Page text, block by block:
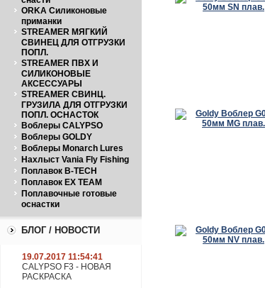
ORKA Силиконовые
приманки
STREAMER МЯГКИЙ
СВИНЕЦ ДЛЯ ОТГРУЗКИ
ПОПЛ.
STREAMER ПВХ И
СИЛИКОНОВЫЕ
АКСЕССУАРЫ
STREAMER СВИНЦ.
ГРУЗИЛА ДЛЯ ОТГРУЗКИ
ПОПЛ. ОСНАСТОК
Воблеры CALYPSO
Воблеры GOLDY
Воблеры Monarch Lures
Нахлыст Vania Fly Fishing
Поплавок B-TECH
Поплавок EX TEAM
Поплавочные готовые
оснастки
БЛОГ / НОВОСТИ
19.07.2017 11:54:41
CALYPSO F3 - НОВАЯ
РАСКРАСКА